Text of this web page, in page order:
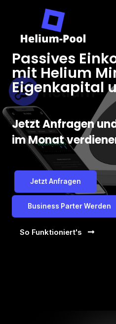
Passives
mit Helium
Eigenkapital
Jetzt Anfragen
im Monat
Jetzt Anfragen
Business Parter Werden
So Funktioniert's